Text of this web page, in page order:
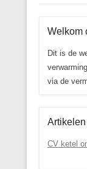
Welkom
Dit is de
via de
Artikelen
CV ketel